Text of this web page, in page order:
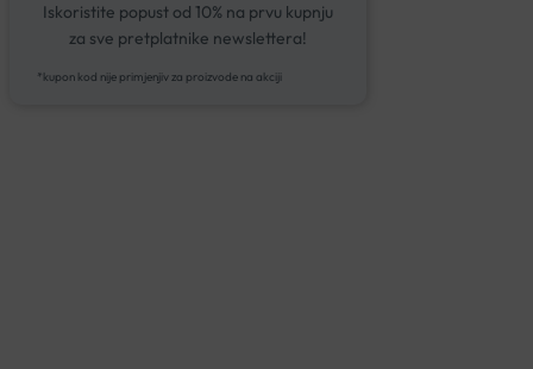
Iskoristite popust od 10% na prvu kupnju
za sve pretplatnike newslettera!
*kupon kod nije primjenjiv za proizvode na akciji